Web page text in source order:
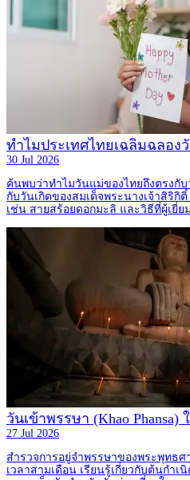
ทำไมประเทศไทยเฉลิมฉลอ
30 Jul 2026
ค้นพบว่าทำไมวันแม่ของไทยถึงตรงกั
กับวันเกิดของสมเด็จพระนางเจ้าสิริ
เช่น สายสร้อยดอกมะลิ และวิธีที่ผู้เยี่ย
วันเข้าพรรษา (Khao Phansa)
27 Jul 2026
สำรวจการอยู่จำพรรษาของพระพุทธ
เวลาสามเดือน เรียนรู้เกี่ยวกับต้นกำเ